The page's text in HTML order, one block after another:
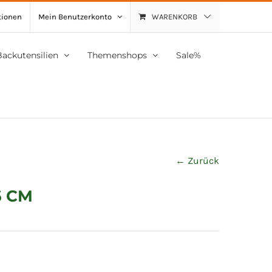
Mein Benutzerkonto WARENKORB
Themenshops Sale%
← Zurück
CM